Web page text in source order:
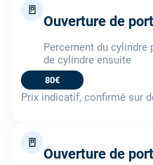
🚪
Ouverture de
Percement du cylindre
de cylindre ensuite
80€
Prix indicatif, confirmé sur
🚪
Ouverture de